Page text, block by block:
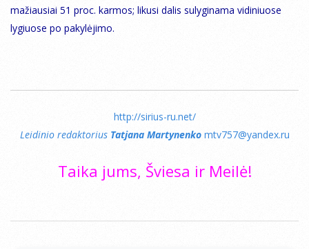
mažiausiai 51 proc. karmos; likusi dalis sulyginama vidiniuose
lygiuose po pakylėjimo.
http://sirius-ru.net/
Leidinio redaktorius Tatjana Martynenko mtv757@yandex.ru
Taika jums, Šviesa ir Meilė!